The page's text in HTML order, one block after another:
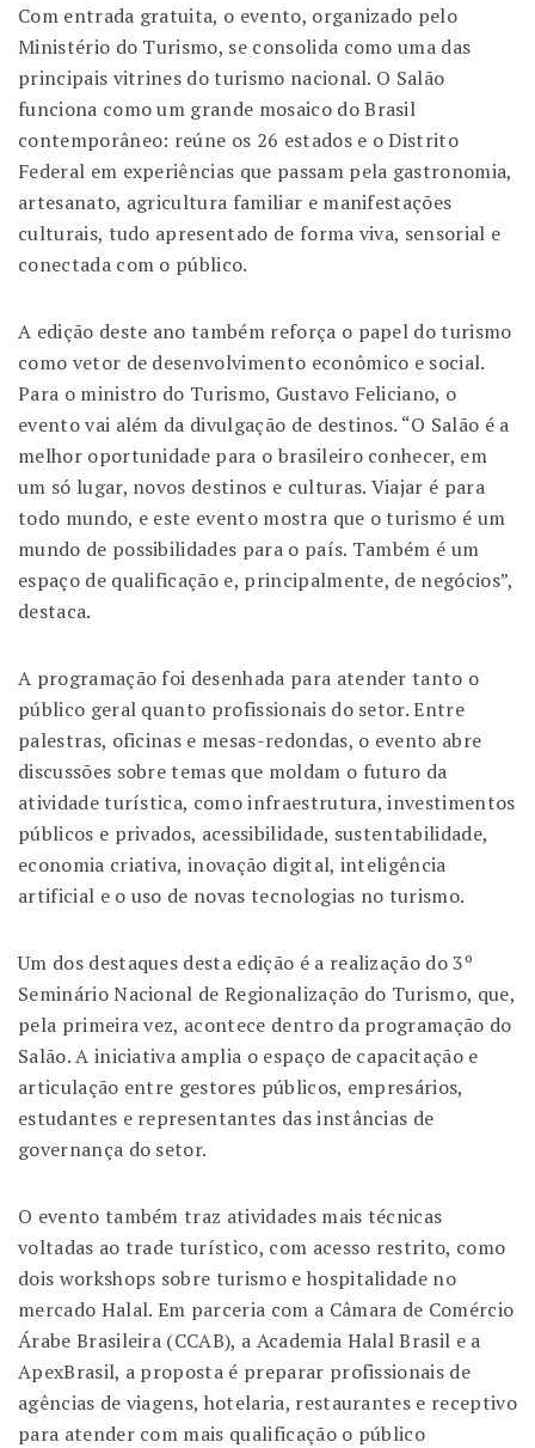
Com entrada gratuita, o evento, organizado pelo
Ministério do Turismo, se consolida como uma das
principais vitrines do turismo nacional. O Salão
funciona como um grande mosaico do Brasil
contemporâneo: reúne os 26 estados e o Distrito
Federal em experiências que passam pela gastronomia,
artesanato, agricultura familiar e manifestações
culturais, tudo apresentado de forma viva, sensorial e
conectada com o público.
A edição deste ano também reforça o papel do turismo
como vetor de desenvolvimento econômico e social.
Para o ministro do Turismo, Gustavo Feliciano, o
evento vai além da divulgação de destinos. “O Salão é a
melhor oportunidade para o brasileiro conhecer, em
um só lugar, novos destinos e culturas. Viajar é para
todo mundo, e este evento mostra que o turismo é um
mundo de possibilidades para o país. Também é um
espaço de qualificação e, principalmente, de negócios”,
destaca.
A programação foi desenhada para atender tanto o
público geral quanto profissionais do setor. Entre
palestras, oficinas e mesas-redondas, o evento abre
discussões sobre temas que moldam o futuro da
atividade turística, como infraestrutura, investimentos
públicos e privados, acessibilidade, sustentabilidade,
economia criativa, inovação digital, inteligência
artificial e o uso de novas tecnologias no turismo.
Um dos destaques desta edição é a realização do 3º
Seminário Nacional de Regionalização do Turismo, que,
pela primeira vez, acontece dentro da programação do
Salão. A iniciativa amplia o espaço de capacitação e
articulação entre gestores públicos, empresários,
estudantes e representantes das instâncias de
governança do setor.
O evento também traz atividades mais técnicas
voltadas ao trade turístico, com acesso restrito, como
dois workshops sobre turismo e hospitalidade no
mercado Halal. Em parceria com a Câmara de Comércio
Árabe Brasileira (CCAB), a Academia Halal Brasil e a
ApexBrasil, a proposta é preparar profissionais de
agências de viagens, hotelaria, restaurantes e receptivo
para atender com mais qualificação o público